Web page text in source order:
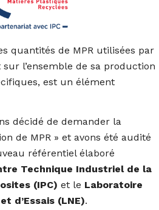
quantités de MPR utilisées par
l’ensemble de sa production
est un élément
décidé de demander la
de MPR » et avons été audité
référentiel élaboré
Technique Industriel de la
(IPC) et le Laboratoire
d’Essais (LNE).